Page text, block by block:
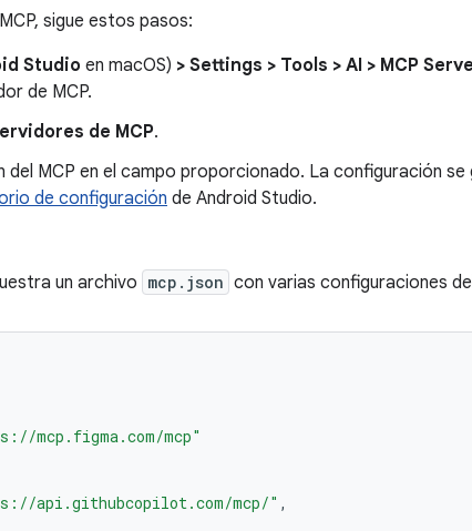
sigue estos pasos:
Studio en macOS) > Settings > Tools > AI > MCP
de MCP.
de MCP.
del MCP en el campo proporcionado. La configuración se
de configuración de Android Studio.
un archivo mcp.json con varias configuraciones
mcp.figma.com/mcp"
api.githubcopilot.com/mcp/" ,